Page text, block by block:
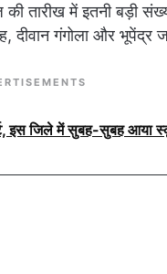
तारीख में इतनी बड़ी
गंगोला और भूपेंद्र
इस जिले में सुबह-सुबह आया